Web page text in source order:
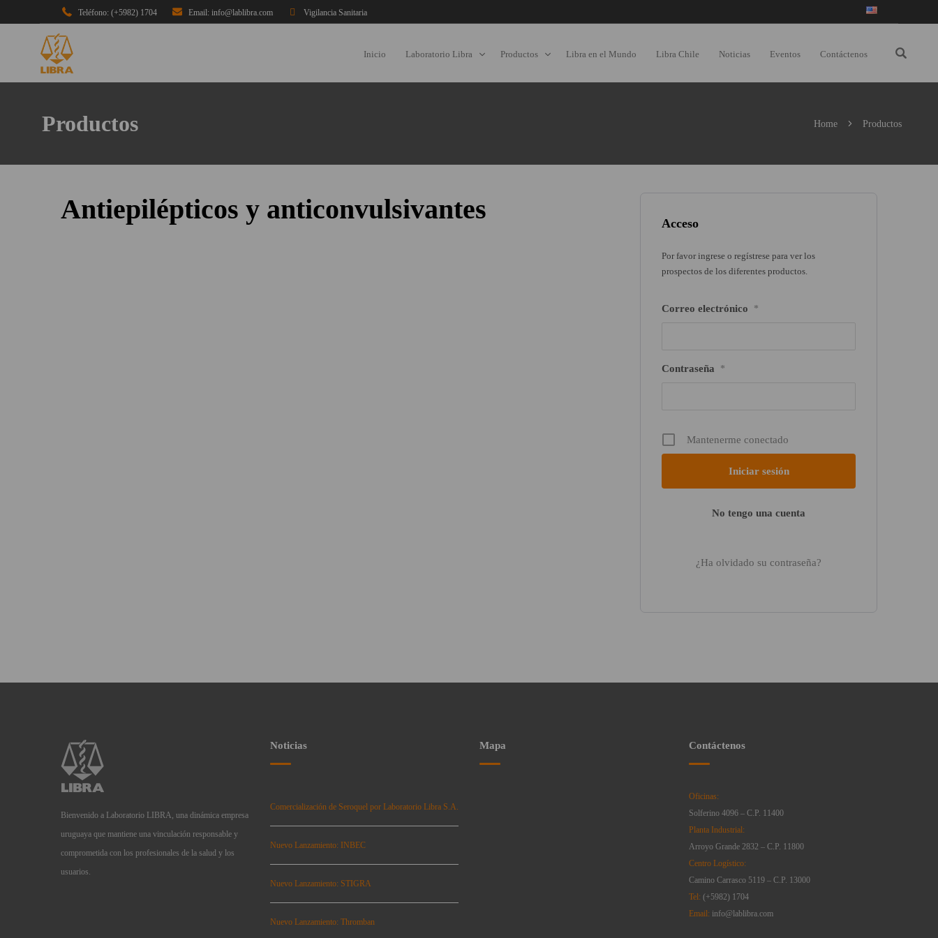
Teléfono: (+5982) 1704 Email: info@lablibra.com Vigilancia Sanitaria
Inicio Laboratorio Libra Productos Libra en el Mundo Libra Chile Noticias Eventos Contáctenos
Productos Home Productos
Acceso
Por favor ingrese o regístrese para ver los
prospectos de los diferentes productos.
Correo electrónico *
Contraseña *
Mantenerme conectado
No tengo una cuenta
¿Ha olvidado su contraseña?
Antiepilépticos y anticonvulsivantes
Bienvenido a Laboratorio LIBRA, una dinámica empresa
uruguaya que mantiene una vinculación responsable y
comprometida con los profesionales de la salud y los
usuarios.
Noticias
Comercialización de Seroquel por Laboratorio Libra S.A.
Nuevo Lanzamiento: INBEC
Nuevo Lanzamiento: STIGRA
Nuevo Lanzamiento: Thromban
Mapa Contáctenos
Oficinas:
Solferino 4096 – C.P. 11400
Planta Industrial:
Arroyo Grande 2832 – C.P. 11800
Centro Logístico:
Camino Carrasco 5119 – C.P. 13000
Tel: (+5982) 1704
Email: info@lablibra.com